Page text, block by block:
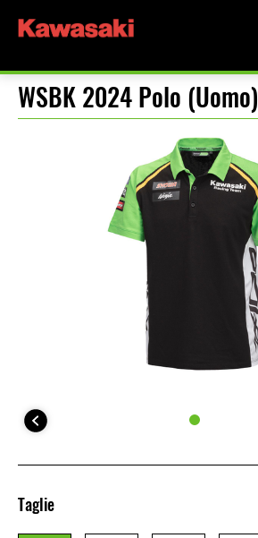
WSBK 2024 Polo (Uomo)
Taglie